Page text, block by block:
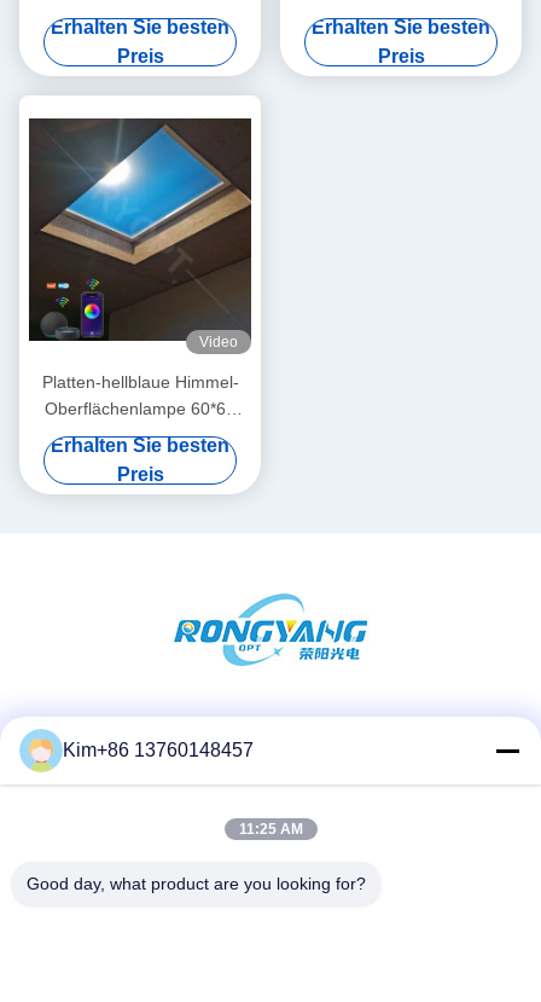
7800K Praktisch
Erhalten Sie besten
Preis
Fernbedienung, konzipiert
kommerzielle Beleuchtung
Erhalten Sie besten
Preis
Video
Platten-hellblaue Himmel-
Oberflächenlampe 60*60
300W angebrachte LED für
Haus
Erhalten Sie besten
Preis
Schnelle Kontaktaufnahme
Telefon:
Kim+86 13760148457
11:25 AM
Good day, what product are you looking for?